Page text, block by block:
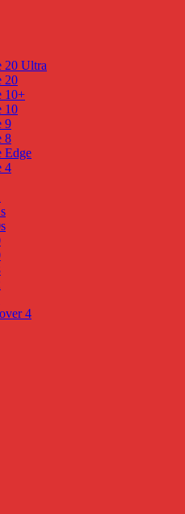
20 Ultra
20
10+
10
9
8
Edge
4
4